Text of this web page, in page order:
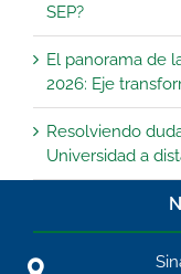
SEP?
El panorama de
2026: Eje
Resolviendo
Universidad a